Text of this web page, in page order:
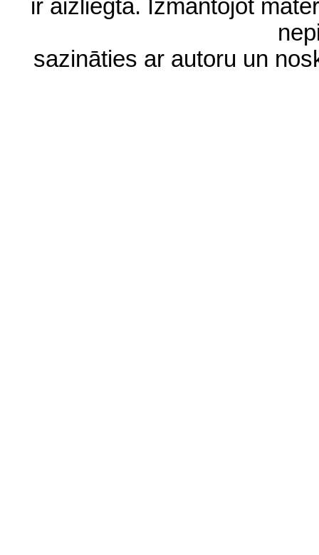
ir aizliegta. Izmantojot
sazināties ar autoru un